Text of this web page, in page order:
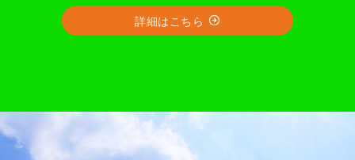
詳細はこちら